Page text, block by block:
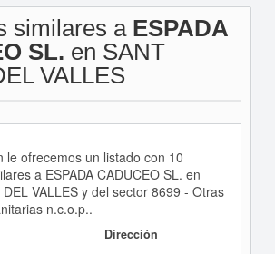
similares a ESPADA
SL. en SANT
VALLES
le ofrecemos un listado con 10
a ESPADA CADUCEO SL. en
VALLES y del sector 8699 - Otras
n.c.o.p..
Dirección